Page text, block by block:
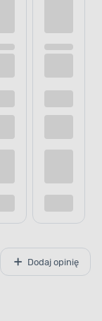
Dodaj opinię